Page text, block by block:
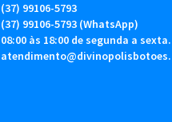
(37) 99106-5793
(37) 99106-5793 (WhatsApp)
08:00 às 18:00 de segunda a sexta.